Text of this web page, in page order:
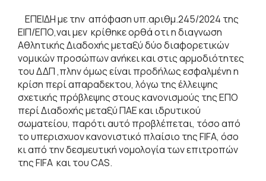
ΕΠΕΙΔΗ με την απόφαση υπ.αριθμ.245/2024 της
ΕΙΠ/ΕΠΟ,ναι μεν κρίθηκε ορθά οτι η διαγνωση
Αθλητικής Διαδοχής μεταξύ δύο διαφορετικών
νομικών προσώπων ανήκει και στις αρμοδιότητες
του ΔΔΠ ,πλην όμως είναι προδήλως εσφαλμένη η
κρίση περί απαραδεκτου, λόγω της έλλειψης
σχετικής πρόβλεψης στους κανονισμούς της ΕΠΟ
περί Διαδοχής μεταξύ ΠΑΕ και ιδρυτικού
σωματείου, παρότι αυτό προβλέπεται, τόσο από
το υπερισχυον κανονιστικό πλαίσιο της FIFA, όσο
κι από την δεσμευτική νομολογία των επιτροπών
της FIFA και του CAS.